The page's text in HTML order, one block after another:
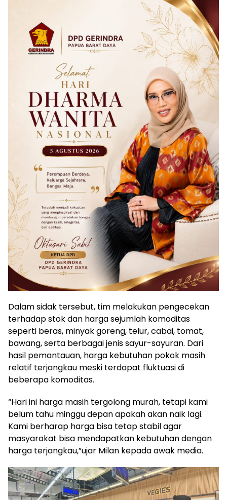
Dalam sidak tersebut, tim melakukan pengecekan
terhadap stok dan harga sejumlah komoditas
seperti beras, minyak goreng, telur, cabai, tomat,
bawang, serta berbagai jenis sayur-sayuran. Dari
hasil pemantauan, harga kebutuhan pokok masih
relatif terjangkau meski terdapat fluktuasi di
beberapa komoditas.
“Hari ini harga masih tergolong murah, tetapi kami
belum tahu minggu depan apakah akan naik lagi.
Kami berharap harga bisa tetap stabil agar
masyarakat bisa mendapatkan kebutuhan dengan
harga terjangkau,”ujar Milan kepada awak media.